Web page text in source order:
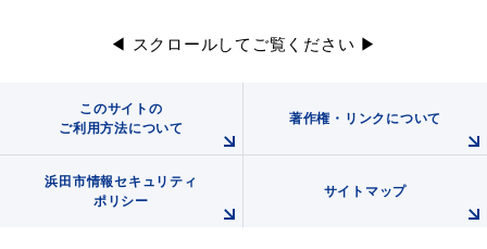
◀ スクロールしてご覧ください ▶
このサイトの
ご利用方法について
著作権・リンクについて
浜田市情報セキュリティ
ポリシー
サイトマップ